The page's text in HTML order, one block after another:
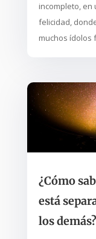
incompleto, en
felicidad,
muchos ídolos
¿Cómo
está
los demás?